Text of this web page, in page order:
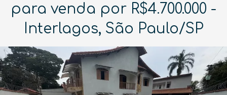
para venda por R$4.700.000 -
Interlagos, São Paulo/SP